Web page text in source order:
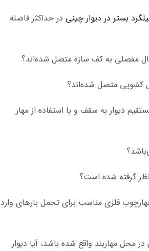
بستر در دیوار چینی در حداکثر فاصله
دیوار به سقف و با استفاده از مهار
و نعل درگاه در چهارچوب فلزی مناسب برای تحمل بار‌های وارد
محل مهاربند واقع شده باشد، آیا دیوار